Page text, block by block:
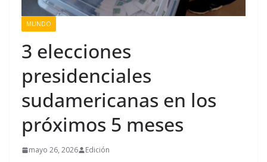
MUNDO
3 elecciones
presidenciales
sudamericanas en los
próximos 5 meses
mayo 26, 2026 Edición